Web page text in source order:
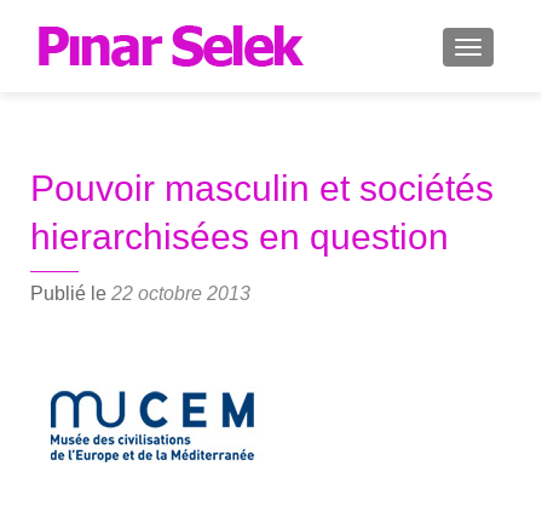
Pouvoir masculin et sociétés
hierarchisées en question
Publié le 22 octobre 2013